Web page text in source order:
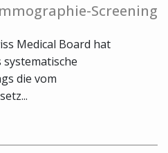
Screening
Medical Board hat
die vom